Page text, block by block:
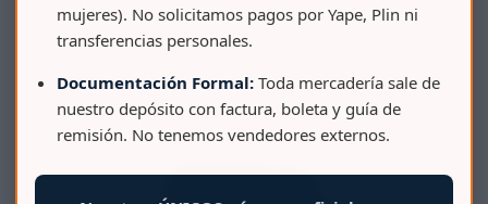
PAPELERA BODEGUITA AHORRA ESPACIO 35 LT
mujeres). No solicitamos pagos por Yape, Plin ni
transferencias personales.
Documentación Formal: Toda mercadería sale de
nuestro depósito con factura, boleta y guía de
remisión. No tenemos vendedores externos.